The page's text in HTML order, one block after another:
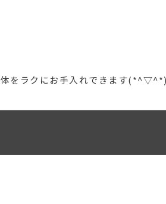
体をラクにお手入れできます